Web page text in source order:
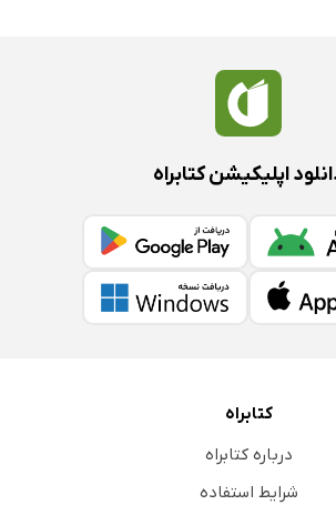
اپلیکیشن کتابراه
کتابراه
درباره کتابراه
شرایط استفاده